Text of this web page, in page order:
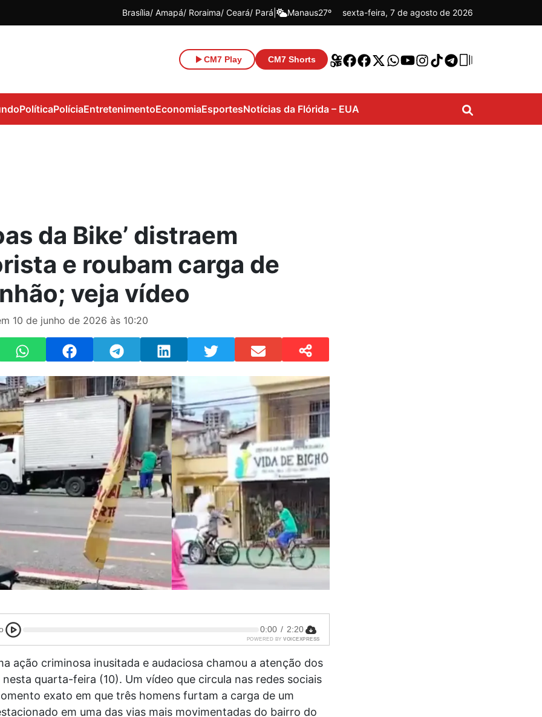
Brasília Amapá Roraima Ceará Pará Manaus27º sexta-feira, 7 de agosto de 2026
CM7 Play CM7 Shorts
PolíticaPolíciaEntretenimentoEconomiaEsportesNotícias da Flórida – EUA
da Bike’ distraem
e roubam carga de
veja vídeo
10 de junho de 2026 às 10:20
0:00 / 2:20
POWERED BY VOICEXPRESS
ação criminosa inusitada e audaciosa chamou a atenção dos
quarta-feira (10). Um vídeo que circula nas redes sociais
exato em que três homens furtam a carga de um
em uma das vias mais movimentadas do bairro do